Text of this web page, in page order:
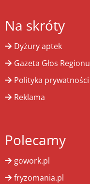
Na skróty
Dyżury aptek
Gazeta Głos Regionu
Polityka prywatności
Reklama
Polecamy
gowork.pl
fryzomania.pl